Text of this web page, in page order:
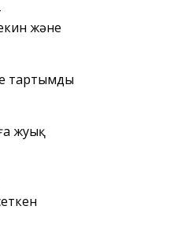
және
тартымды
жуық